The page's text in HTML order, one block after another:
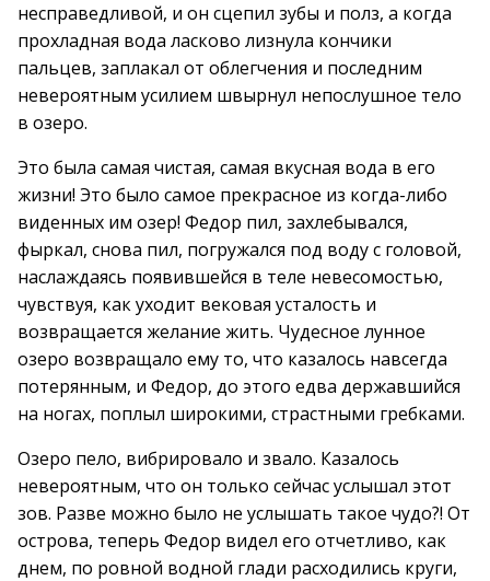
несправедливой, и он сцепил зубы и полз, а когда
прохладная вода ласково лизнула кончики
пальцев, заплакал от облегчения и последним
невероятным усилием швырнул непослушное тело
в озеро.
Это была самая чистая, самая вкусная вода в его
жизни! Это было самое прекрасное из когда-либо
виденных им озер! Федор пил, захлебывался,
фыркал, снова пил, погружался под воду с головой,
наслаждаясь появившейся в теле невесомостью,
чувствуя, как уходит вековая усталость и
возвращается желание жить. Чудесное лунное
озеро возвращало ему то, что казалось навсегда
потерянным, и Федор, до этого едва державшийся
на ногах, поплыл широкими, страстными гребками.
Озеро пело, вибрировало и звало. Казалось
невероятным, что он только сейчас услышал этот
зов. Разве можно было не услышать такое чудо?! От
острова, теперь Федор видел его отчетливо, как
днем, по ровной водной глади расходились круги,